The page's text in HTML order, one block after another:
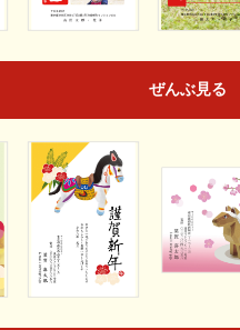
ぜんぶ見る